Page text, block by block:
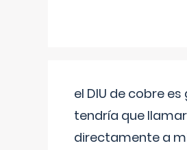
el DIU de cobre
tendría que llamar
directamente a